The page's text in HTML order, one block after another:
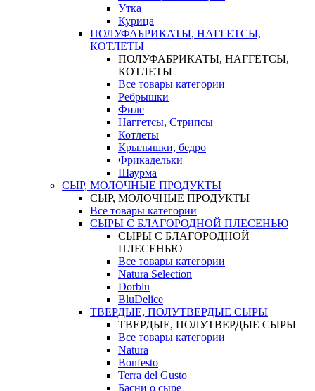
Утка
Курица
ПОЛУФАБРИКАТЫ, НАГГЕТСЫ,
КОТЛЕТЫ
ПОЛУФАБРИКАТЫ, НАГГЕТСЫ,
КОТЛЕТЫ
Все товары категории
Ребрышки
Филе
Наггетсы, Стрипсы
Котлеты
Крылышки, бедро
Фрикадельки
Шаурма
СЫР, МОЛОЧНЫЕ ПРОДУКТЫ
СЫР, МОЛОЧНЫЕ ПРОДУКТЫ
Все товары категории
СЫРЫ С БЛАГОРОДНОЙ ПЛЕСЕНЬЮ
СЫРЫ С БЛАГОРОДНОЙ
ПЛЕСЕНЬЮ
Все товары категории
Natura Selection
Dorblu
BluDelice
ТВЕРДЫЕ, ПОЛУТВЕРДЫЕ СЫРЫ
ТВЕРДЫЕ, ПОЛУТВЕРДЫЕ СЫРЫ
Все товары категории
Natura
Bonfesto
Terra del Gusto
Басни о сыре